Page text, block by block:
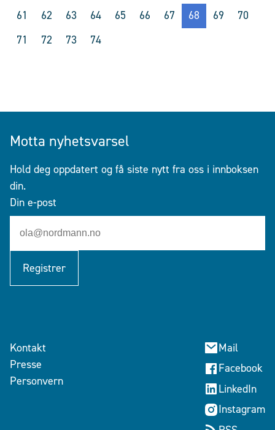
61
62 63 64 65 66 67 68 69
70
71
72 73 74
Motta nyhetsvarsel
Hold deg oppdatert og få siste nytt fra oss i innboksen
din.
Din e-post
Registrer
Kontakt
Presse
Personvern
Mail
Facebook
LinkedIn
Instagram